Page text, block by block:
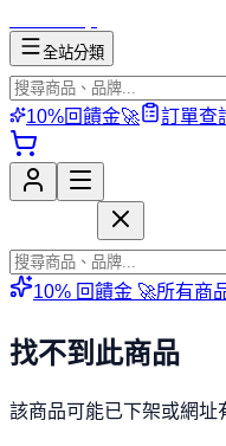
全站分類
10%回饋金🚀 訂單查
10% 回饋金 🚀所有商
找不到此商品
該商品可能已下架或網址